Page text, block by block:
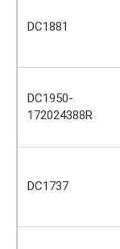
DC1881
DC1950-
172024388R
DC1737